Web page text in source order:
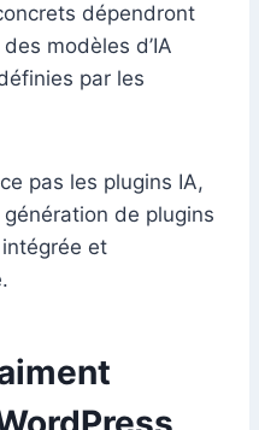
dépendront
modèles d’IA
par les
pas les plugins IA,
de plugins
et